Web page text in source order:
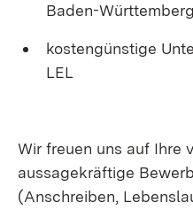
Baden-Württemberg
kostengünstige
LEL
Wir freuen uns auf Ihre
aussagekräftige
(Anschreiben,